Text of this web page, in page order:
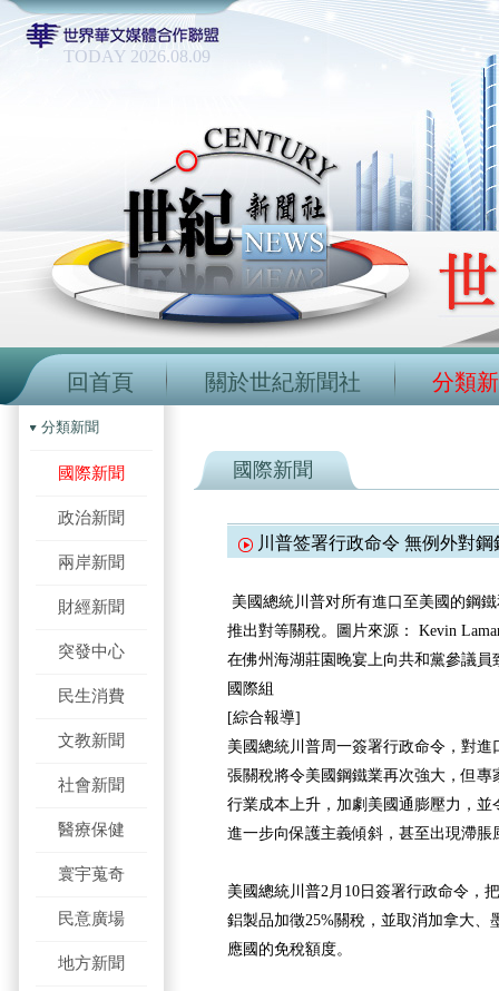
TODAY 2026.08.09
回首頁 關於世紀新聞社 分類
分類新聞
國際新聞
政治新聞
兩岸新聞
財經新聞
突發中心
民生消費
文教新聞
社會新聞
醫療保健
寰宇蒐奇
民意廣場
地方新聞
國際新聞
川普签署行政命令 無例外對鋼
美國總統川普对所有進口至美國的鋼
推出對等關稅。圖片來源： Kevin
在佛州海湖莊園晚宴上向共和黨參議員
國際組
[綜合報導]
美國總統川普周一簽署行政命令，對
張關稅將令美國鋼鐵業再次強大，但
行業成本上升，加劇美國通膨壓力，
進一步向保護主義傾斜，甚至出現滯脹
美國總統川普2月10日簽署行政命令，
鋁製品加徵25%關稅，並取消加拿大、
應國的免稅額度。